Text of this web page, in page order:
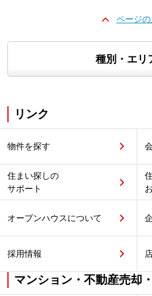
ページ
種別・エリ
リンク
物件を探す
住まい探しの
サポート
オープンハウスについて
採用情報
マンション・不動産売却